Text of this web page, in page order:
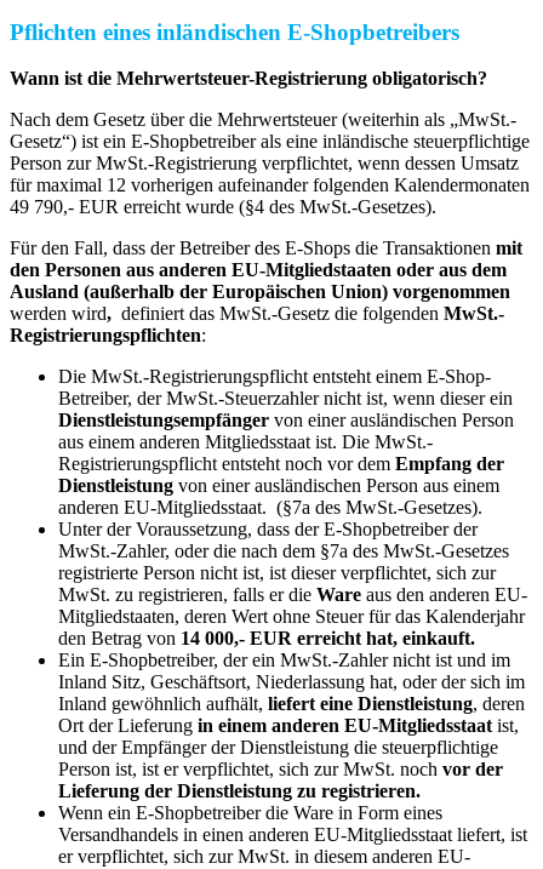
Pflichten eines inländischen E-Shopbetreibers
Wann ist die Mehrwertsteuer-Registrierung obligatorisch?
Nach dem Gesetz über die Mehrwertsteuer (weiterhin als „MwSt.-
Gesetz“) ist ein E-Shopbetreiber als eine inländische steuerpflichtige
Person zur MwSt.-Registrierung verpflichtet, wenn dessen Umsatz
für maximal 12 vorherigen aufeinander folgenden Kalendermonaten
49 790,- EUR erreicht wurde (§4 des MwSt.-Gesetzes).
Für den Fall, dass der Betreiber des E-Shops die Transaktionen mit
den Personen aus anderen EU-Mitgliedstaaten oder aus dem
Ausland (außerhalb der Europäischen Union) vorgenommen
werden wird, definiert das MwSt.-Gesetz die folgenden MwSt.-
Registrierungspflichten:
Die MwSt.-Registrierungspflicht entsteht einem E-Shop-
Betreiber, der MwSt.-Steuerzahler nicht ist, wenn dieser ein
Dienstleistungsempfänger von einer ausländischen Person
aus einem anderen Mitgliedsstaat ist. Die MwSt.-
Registrierungspflicht entsteht noch vor dem Empfang der
Dienstleistung von einer ausländischen Person aus einem
anderen EU-Mitgliedsstaat. (§7a des MwSt.-Gesetzes).
Unter der Voraussetzung, dass der E-Shopbetreiber der
MwSt.-Zahler, oder die nach dem §7a des MwSt.-Gesetzes
registrierte Person nicht ist, ist dieser verpflichtet, sich zur
MwSt. zu registrieren, falls er die Ware aus den anderen EU-
Mitgliedstaaten, deren Wert ohne Steuer für das Kalenderjahr
den Betrag von 14 000,- EUR erreicht hat, einkauft.
Ein E-Shopbetreiber, der ein MwSt.-Zahler nicht ist und im
Inland Sitz, Geschäftsort, Niederlassung hat, oder der sich im
Inland gewöhnlich aufhält, liefert eine Dienstleistung, deren
Ort der Lieferung in einem anderen EU-Mitgliedsstaat ist,
und der Empfänger der Dienstleistung die steuerpflichtige
Person ist, ist er verpflichtet, sich zur MwSt. noch vor der
Lieferung der Dienstleistung zu registrieren.
Wenn ein E-Shopbetreiber die Ware in Form eines
Versandhandels in einen anderen EU-Mitgliedsstaat liefert, ist
er verpflichtet, sich zur MwSt. in diesem anderen EU-